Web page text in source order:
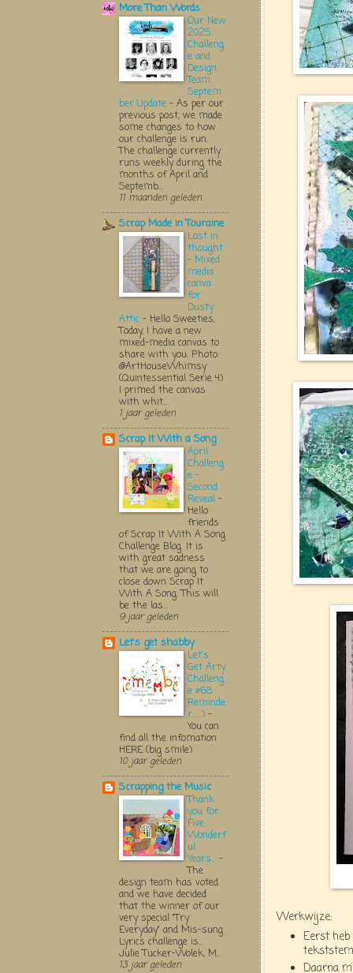
Werkwijze:
Eerst
Daarna
More Than Words
Our New
2025
Challeng
e and
Design
Team
Septem
ber Update - As per our
previous post, we made
some changes to how
our challenge is run.
The challenge currently
runs weekly during the
months of April and
Septemb...
11 maanden geleden
Scrap Made in Touraine
Lost in
thought
- Mixed
media
canva
for
Dusty
Attic - Hello Sweeties,
Today, I have a new
mixed-media canvas to
share with you. Photo:
@ArtHouseWhimsy
(Quintessential Serie 4)
I primed the canvas
with whit...
1 jaar geleden
Scrap It With a Song
April
Challeng
e -
Second
Reveal -
Hello
friends
of Scrap It With A Song
Challenge Blog. It is
with great sadness
that we are going to
close down Scrap It
With A Song. This will
be the las...
9 jaar geleden
Let's get shabby
Let's
Get Arty
Challeng
e #68
Reminde
r.....:) -
You can
find all the infomation
HERE (big smile)
10 jaar geleden
Scrapping the Music
Thank
you for
Five
Wonderf
ul
Years... -
The
design team has voted
and we have decided
that the winner of our
very special "Try
Everyday" and Mis-sung
Lyrics challenge is...
Julie Tucker-Wolek, M...
13 jaar geleden